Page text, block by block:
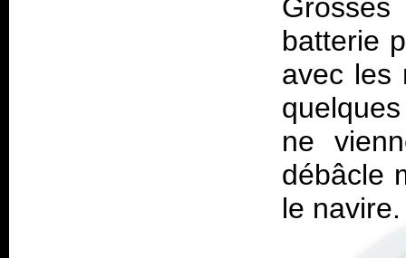
batterie
avec les
ne
débâcle
le navire.